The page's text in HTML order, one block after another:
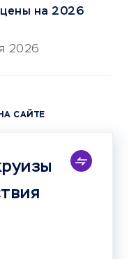
цены на 2026
2026
САЙТЕ